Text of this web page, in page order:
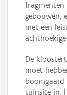
fragmenten
gebouwen,
met een
De
moet
boomgaard
tuinsite in.